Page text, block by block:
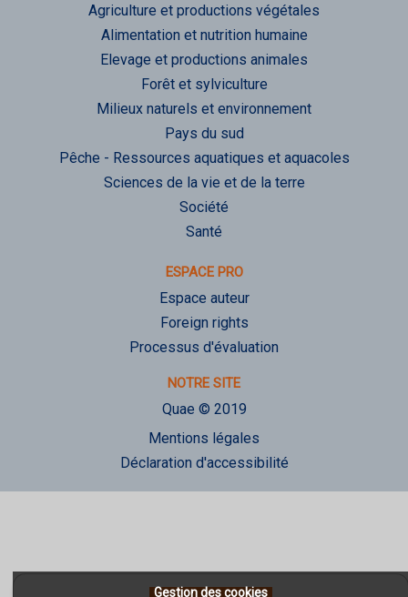
Gestion des cookies
Agriculture et productions végétales
Alimentation et nutrition humaine
Elevage et productions animales
Forêt et sylviculture
Milieux naturels et environnement
Pays du sud
Pêche - Ressources aquatiques et aquacoles
Sciences de la vie et de la terre
Société
Santé
ESPACE PRO
Espace auteur
Foreign rights
Processus d'évaluation
NOTRE SITE
Quae © 2019
Mentions légales
Déclaration d'accessibilité